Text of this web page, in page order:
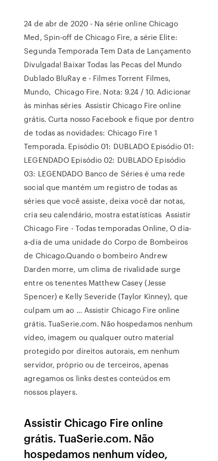
24 de abr de 2020 - Na série online Chicago
Med, Spin-off de Chicago Fire, a série Elite:
Segunda Temporada Tem Data de Lançamento
Divulgada! Baixar Todas las Pecas del Mundo
Dublado BluRay e - Filmes Torrent Filmes,
Mundo, Chicago Fire. Nota: 9.24 / 10. Adicionar
às minhas séries Assistir Chicago Fire online
grátis. Curta nosso Facebook e fique por dentro
de todas as novidades: Chicago Fire 1
Temporada. Episódio 01: DUBLADO Episódio 01:
LEGENDADO Episódio 02: DUBLADO Episódio
03: LEGENDADO Banco de Séries é uma rede
social que mantém um registro de todas as
séries que você assiste, deixa você dar notas,
cria seu calendário, mostra estatísticas Assistir
Chicago Fire - Todas temporadas Online, O dia-
a-dia de uma unidade do Corpo de Bombeiros
de Chicago.Quando o bombeiro Andrew
Darden morre, um clima de rivalidade surge
entre os tenentes Matthew Casey (Jesse
Spencer) e Kelly Severide (Taylor Kinney), que
culpam um ao … Assistir Chicago Fire online
grátis. TuaSerie.com. Não hospedamos nenhum
vídeo, imagem ou qualquer outro material
protegido por direitos autorais, em nenhum
servidor, próprio ou de terceiros, apenas
agregamos os links destes conteúdos em
nossos players.
Assistir Chicago Fire online
grátis. TuaSerie.com. Não
hospedamos nenhum vídeo,